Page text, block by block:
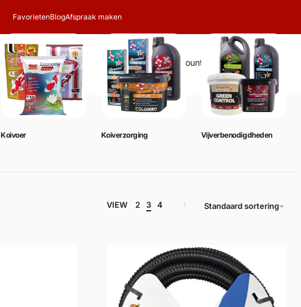
FavorietenBlogAfspraak maken
Zoeken Account Winkelwagen 0
Koivoer Koiverzorging Vijverbenodigdheden
VIEW 2 3 4 Standaard sortering